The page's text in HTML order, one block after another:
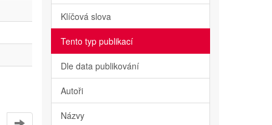
Klíčová slova
Tento typ publikací
Dle data publikování
Autoři
Názvy